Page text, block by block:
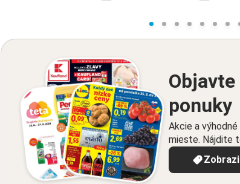
ponuky
Akcie a
mieste. Nájdite